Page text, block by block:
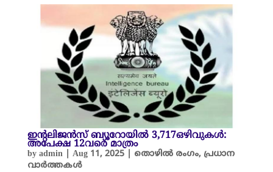
ഇന്റലിജന്‍സ് ബ്യൂറോയിൽ 3,717ഒഴിവുകള്‍:
അപേക്ഷ 12വരെ മാത്രം
by admin| Aug 11, 2025| തൊഴിൽ രംഗം, പ്രധാന
വാർത്തകൾ